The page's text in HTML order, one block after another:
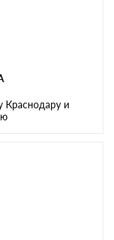
Краснодару и